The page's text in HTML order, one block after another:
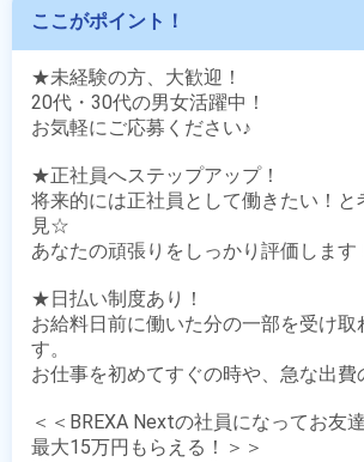
ここがポイント！
★未経験の方、大歓迎！
20代・30代の男女活躍中！
お気軽にご応募ください♪
★正社員へステップアップ！
将来的には正社員として働きたい！と
見☆
あなたの頑張りをしっかり評価します
★日払い制度あり！
お給料日前に働いた分の一部を受け取
す。
お仕事を初めてすぐの時や、急な出
＜＜BREXA Nextの社員になってお友
最大15万円もらえる！＞＞